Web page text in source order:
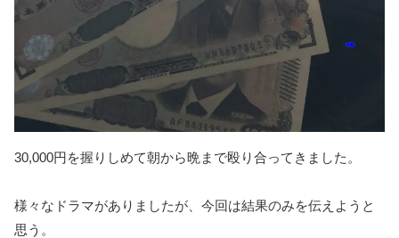
30,000円を握りしめて朝から晩まで殴り合ってきました。
様々なドラマがありましたが、今回は結果のみを伝えようと
思う。